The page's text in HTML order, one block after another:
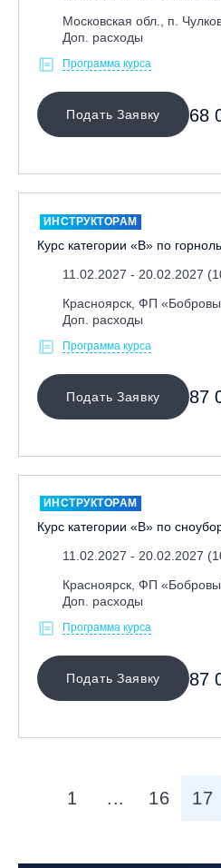
Московская обл., п.
Доп. расходы
Программа курса
Подать Заявку 68
ИНСТРУКТОРАМ
Курс категории «В» по
11.02.2027 - 20.02.2027
Красноярск, ФП
Доп. расходы
Программа курса
Подать Заявку 87
ИНСТРУКТОРАМ
Курс категории «В» по
11.02.2027 - 20.02.2027
Красноярск, ФП
Доп. расходы
Программа курса
Подать Заявку 87
1 ... 16 17